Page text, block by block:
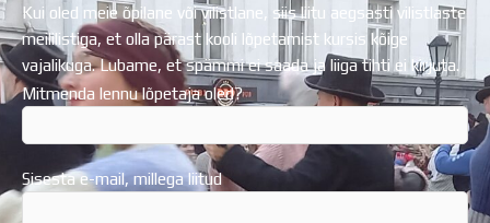
Kui oled meie õpilane või vilistlane, siis liitu aegsasti vilistlaste
meililistiga, et olla pärast kooli lõpetamist kursis kõige
vajalikuga. Lubame, et spämmi ei saada ja liiga tihti ei kirjuta.
Mitmenda lennu lõpetaja oled?
Sisesta e-mail, millega liitud